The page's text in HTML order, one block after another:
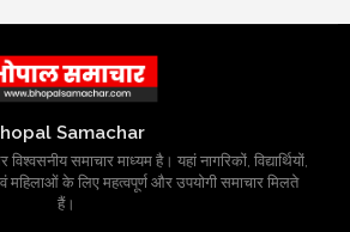
Samachar
समाचार माध्यम है। यहां नागरिकों, विद्यार्थियों,
एवं महिलाओं के लिए महत्वपूर्ण और उपयोगी समाचार मिलते
हैं।